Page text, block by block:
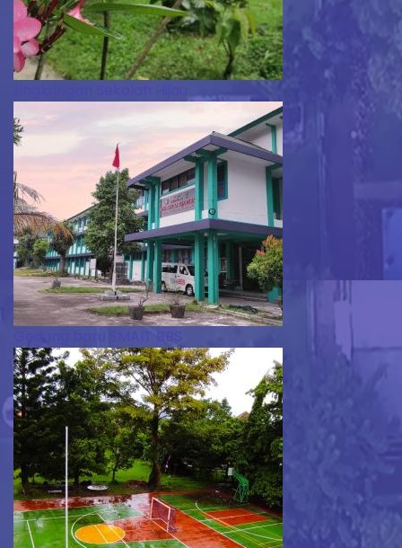
Lingkungan Sekolah Hijau
Gedung baru SMAIT BBS